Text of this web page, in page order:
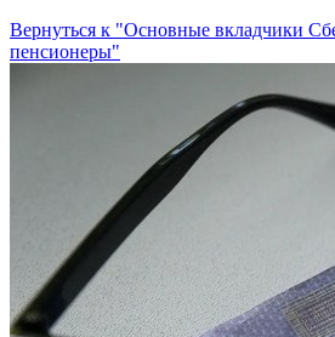
Вернуться к "Основные вкладчики
пенсионеры"